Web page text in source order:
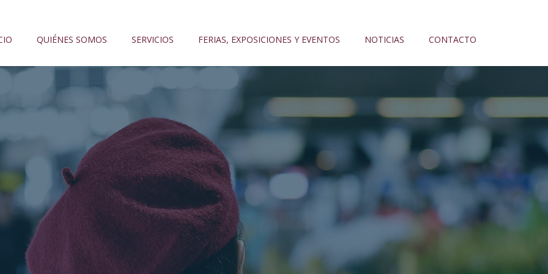
QUIÉNES SOMOS SERVICIOS FERIAS, EXPOSICIONES Y EVENTOS NOTICIAS CONTACTO